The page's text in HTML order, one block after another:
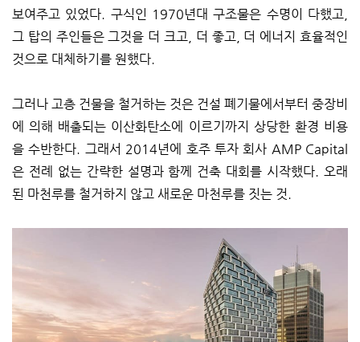
보여주고 있었다. 구식인 1970년대 구조물은 수명이 다했고,
그 탑의 주인들은 그것을 더 크고, 더 좋고, 더 에너지 효율적인
것으로 대체하기를 원했다.
그러나 고층 건물을 철거하는 것은 건설 폐기물에서부터 중장비
에 의해 배출되는 이산화탄소에 이르기까지 상당한 환경 비용
을 수반한다. 그래서 2014년에 호주 투자 회사 AMP Capital
은 전례 없는 간략한 설명과 함께 건축 대회를 시작했다. 오래
된 마천루를 철거하지 않고 새로운 마천루를 짓는 것.